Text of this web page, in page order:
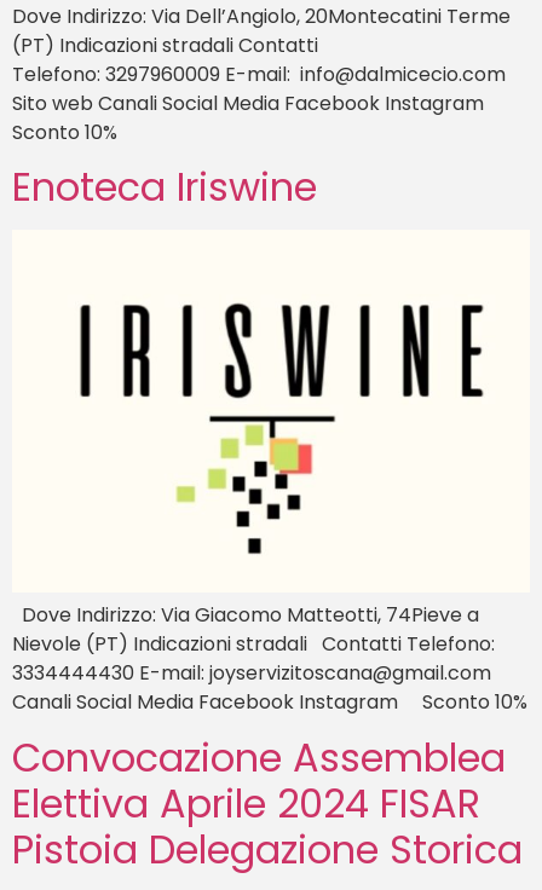
Dove Indirizzo: Via Dell’Angiolo, 20Montecatini Terme
(PT) Indicazioni stradali Contatti
Telefono: 3297960009 E-mail: info@dalmicecio.com
Sito web Canali Social Media Facebook Instagram
Sconto 10%
Enoteca Iriswine
Dove Indirizzo: Via Giacomo Matteotti, 74Pieve a
Nievole (PT) Indicazioni stradali Contatti Telefono:
3334444430 E-mail: joyservizitoscana@gmail.com
Canali Social Media Facebook Instagram Sconto 10%
Convocazione Assemblea
Elettiva Aprile 2024 FISAR
Pistoia Delegazione Storica